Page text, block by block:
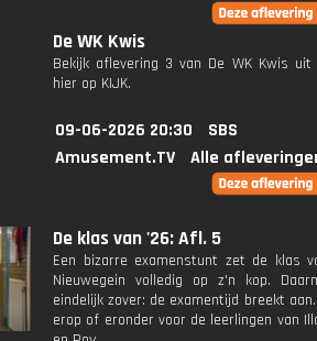
De WK Kwis
Bekijk aflevering 3 van De WK Kwis uit
hier op KIJK.
09-06-2026 20:30
SBS
Amusement.TV
Alle
De klas van '26: Afl. 5
Een bizarre examenstunt zet de klas
Nieuwegein volledig op z'n kop.
eindelijk zover: de examentijd breekt
erop of eronder voor de leerlingen van